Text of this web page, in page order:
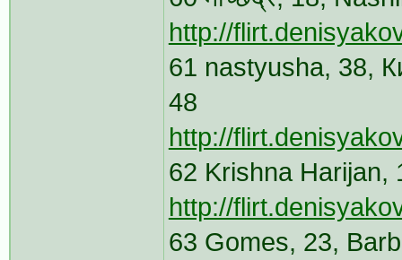
http://
61 nastyusha, 38,
48
http://
62 Krishna Harijan,
http://
63 Gomes, 23,